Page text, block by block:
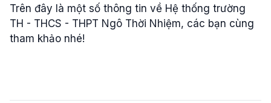
Trên đây là một số thông tin về Hệ thống trường
TH - THCS - THPT Ngô Thời Nhiệm, các bạn cùng
tham khảo nhé!